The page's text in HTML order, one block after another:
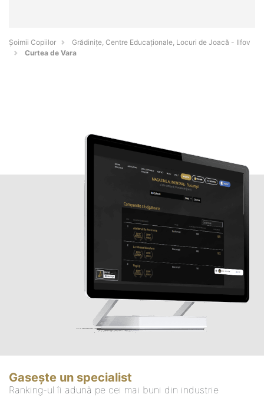
Șoimii Copiilor
Grădinițe, Centre Educaționale, Locuri de Joacă - Ilfov
Curtea de Vara
Gasește un specialist
Ranking-ul îi adună pe cei mai buni din industrie